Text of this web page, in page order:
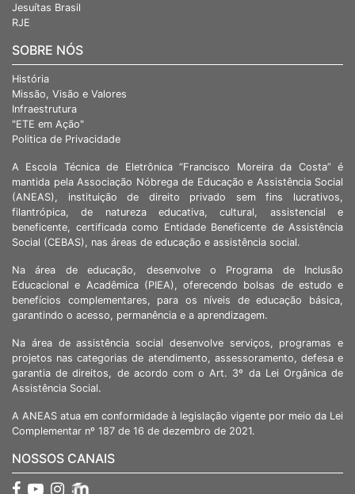
Jesuítas Brasil
RJE
SOBRE NÓS
História
Missão, Visão e Valores
Infraestrutura
"ETE em Ação"
Politica de Privacidade
A Escola Técnica de Eletrônica “Francisco Moreira da Costa” é
mantida pela Associação Nóbrega de Educação e Assistência Social
(ANEAS), instituição de direito privado sem fins lucrativos,
filantrópica, de natureza educativa, cultural, assistencial e
beneficente, certificada como Entidade Beneficente de Assistência
Social (CEBAS), nas áreas de educação e assistência social.
Na área de educação, desenvolve o Programa de Inclusão
Educacional e Acadêmica (PIEA), oferecendo bolsas de estudo e
benefícios complementares, para os níveis de educação básica,
garantindo o acesso, permanência e a aprendizagem.
Na área de assistência social desenvolve serviços, programas e
projetos nas categorias de atendimento, assessoramento, defesa e
garantia de direitos, de acordo com o Art. 3º da Lei Orgânica de
Assistência Social.
A ANEAS atua em conformidade à legislação vigente por meio da Lei
Complementar nº 187 de 16 de dezembro de 2021.
NOSSOS CANAIS